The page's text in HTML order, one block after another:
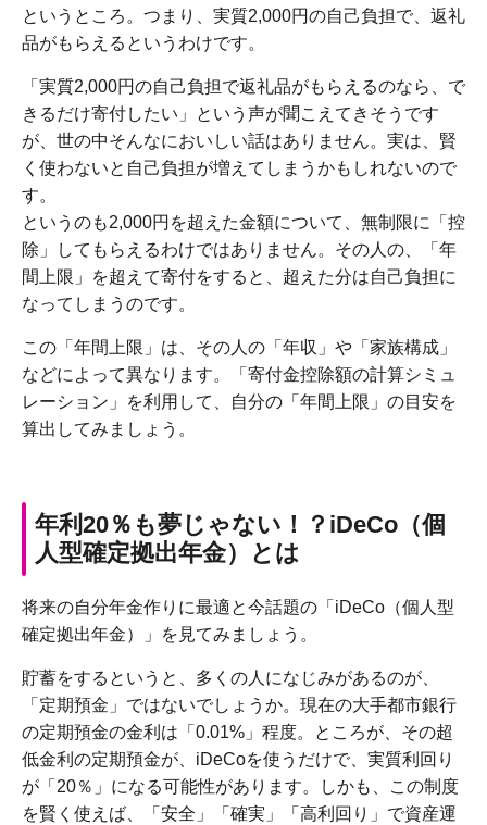
というところ。つまり、実質2,000円の自己負担で、返礼
品がもらえるというわけです。
「実質2,000円の自己負担で返礼品がもらえるのなら、で
きるだけ寄付したい」という声が聞こえてきそうです
が、世の中そんなにおいしい話はありません。実は、賢
く使わないと自己負担が増えてしまうかもしれないので
す。
というのも2,000円を超えた金額について、無制限に「控
除」してもらえるわけではありません。その人の、「年
間上限」を超えて寄付をすると、超えた分は自己負担に
なってしまうのです。
この「年間上限」は、その人の「年収」や「家族構成」
などによって異なります。「寄付金控除額の計算シミュ
レーション」を利用して、自分の「年間上限」の目安を
算出してみましょう。
年利20％も夢じゃない！？iDeCo（個
人型確定拠出年金）とは
将来の自分年金作りに最適と今話題の「iDeCo（個人型
確定拠出年金）」を見てみましょう。
貯蓄をするというと、多くの人になじみがあるのが、
「定期預金」ではないでしょうか。現在の大手都市銀行
の定期預金の金利は「0.01%」程度。ところが、その超
低金利の定期預金が、iDeCoを使うだけで、実質利回り
が「20％」になる可能性があります。しかも、この制度
を賢く使えば、「安全」「確実」「高利回り」で資産運